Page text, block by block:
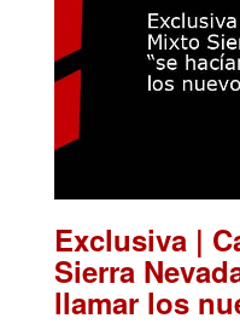
Exclusiva |
Sierra
llamar los